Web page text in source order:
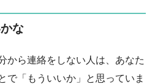
な
から連絡をしない人は、あなた
で「もういいか」と思っていま